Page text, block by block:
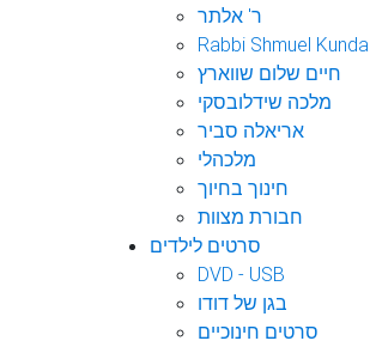
ר' אלתר
Rabbi Shmuel Kunda
חיים שלום שווארץ
מלכה שידלובסקי
אריאלה סביר
מלכהלי
חינוך בחיוך
חבורת מצוות
סרטים לילדים
DVD - USB
בגן של דודו
סרטים חינוכיים